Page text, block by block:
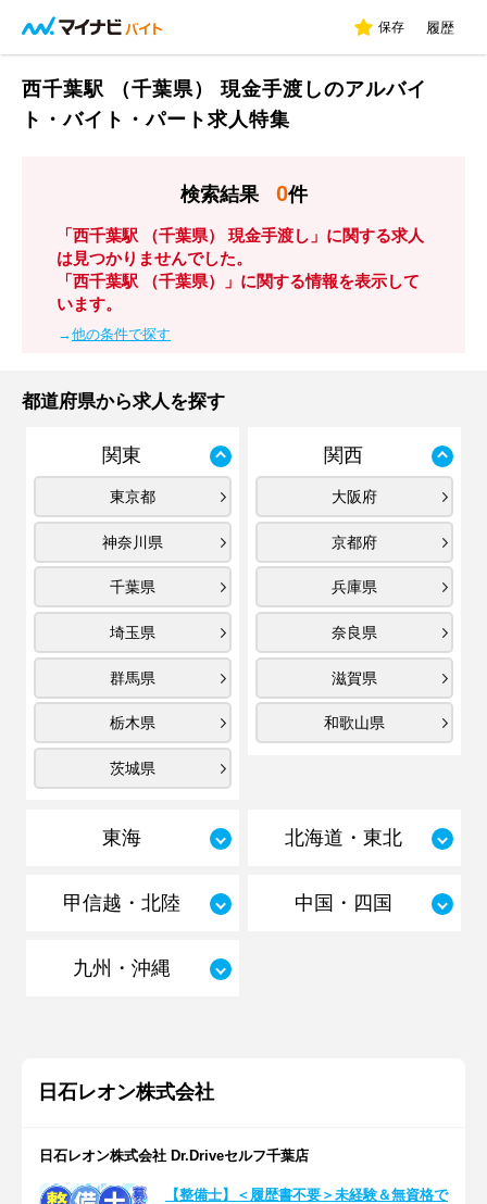
保存 履歴
西千葉駅 （千葉県） 現金手渡しのアルバイ
ト・バイト・パート求人特集
検索結果 0件
「西千葉駅 （千葉県） 現金手渡し」に関する求人
は見つかりませんでした。
「西千葉駅 （千葉県）」に関する情報を表示して
います。
→他の条件で探す
都道府県から求人を探す
関東
東京都
神奈川県
千葉県
埼玉県
群馬県
栃木県
茨城県
関西
大阪府
京都府
兵庫県
奈良県
滋賀県
和歌山県
東海 北海道・東北
甲信越・北陸 中国・四国
九州・沖縄
日石レオン株式会社
日石レオン株式会社 Dr.Driveセルフ千葉店
【整備士】＜履歴書不要＞未経験＆無資格で